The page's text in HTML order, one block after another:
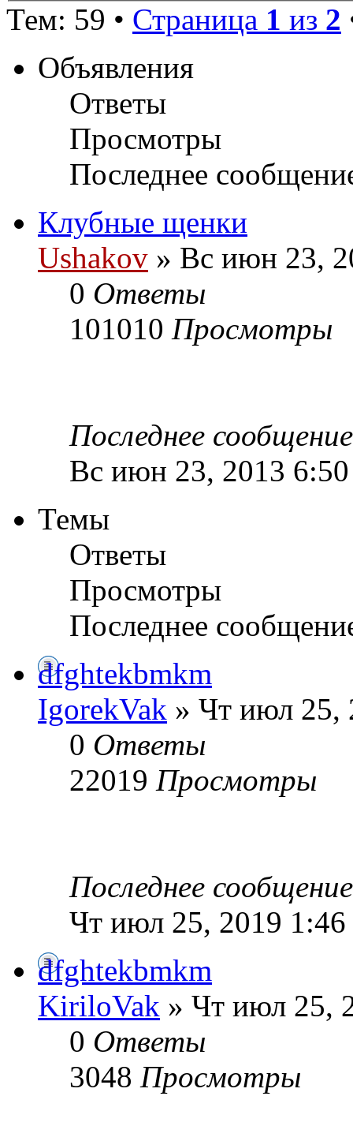
Тем: 59 • Страница 1 из 2
Объявления
Ответы
Просмотры
Последнее
Клубные щенки
Ushakov » Вс июн 23,
0 Ответы
101010 Просмотры
Последнее
Вс июн 23, 2013
Темы
Ответы
Просмотры
Последнее
dfghtekbmkm
IgorekVak » Чт июл 25,
0 Ответы
22019 Просмотры
Последнее
Чт июл 25, 2019 1:46
dfghtekbmkm
KiriloVak » Чт июл 25,
0 Ответы
3048 Просмотры